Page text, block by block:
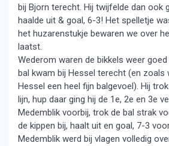
bij Bjorn terecht. Hij twijfelde dan ook
haalde uit & goal, 6-3! Het spelletje
het huzarenstukje bewaren we over
laatst.
Wederom waren de bikkels weer
bal kwam bij Hessel terecht (en zoals
Hessel een heel fijn balgevoel). Hij
lijn, hup daar ging hij de 1e, 2e en 3e
Medemblik voorbij, trok de bal strak
de kippen bij, haalt uit en goal, 7-3
Medemblik werd bij vlagen volledig